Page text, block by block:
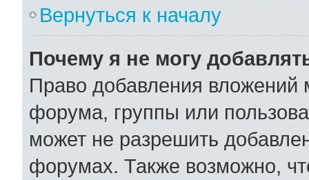
Вернуться к началу
Почему я не могу
Право добавления вложений
форума, группы или
может не разрешить
форумах. Также возможно,